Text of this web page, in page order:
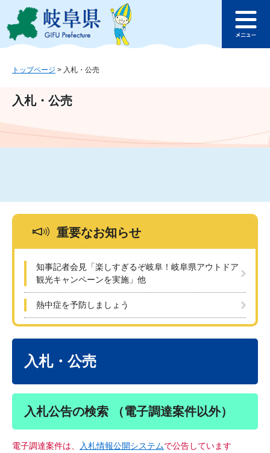
ジ
ュ
文
このページの本文へ
ュ
トップページ > 入札・公売
入札・公売
重要なお知らせ
知事記者会見「楽しすぎるぞ岐阜！岐阜県アウトドア
観光キャンペーンを実施」他
熱中症を予防しましょう
入札・公売
入札公告の検索 （電子調達案件以外）
電子調達案件は、 入札情報公開システムで公告しています